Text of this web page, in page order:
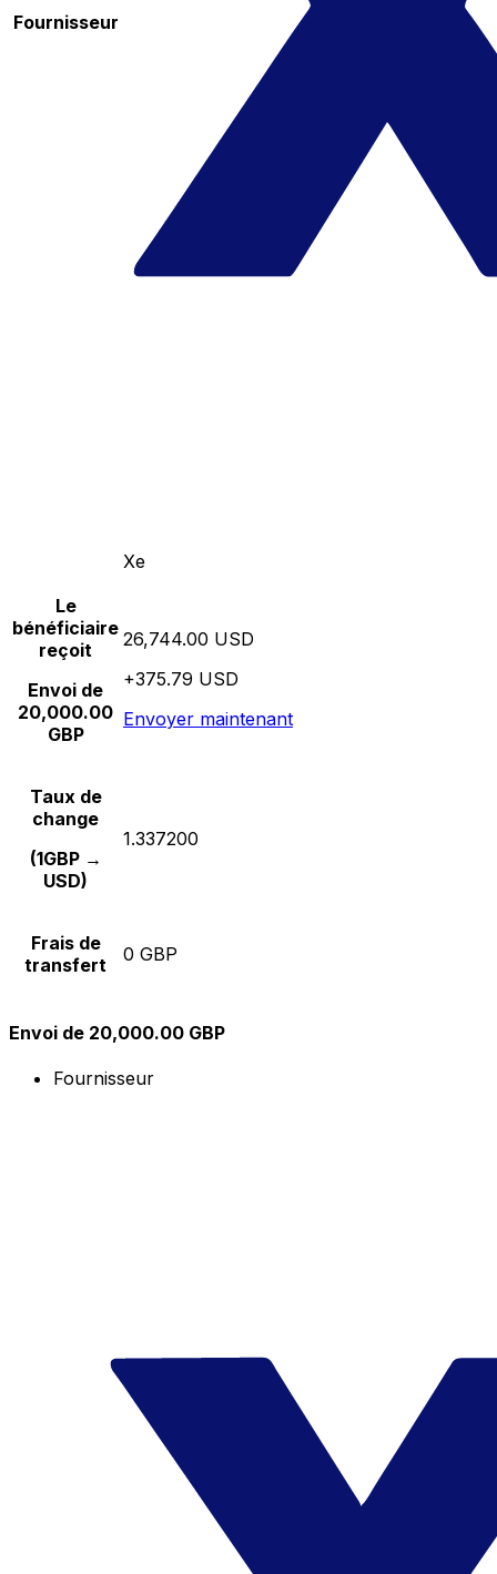
Fournisseur
Xe
Le
bénéficiaire
reçoit
Envoi de
20,000.00
GBP
26,744.00 USD
+375.79 USD
Envoyer maintenant
Taux de
change
(1GBP →
USD)
1.337200
Frais de
transfert
0 GBP
Envoi de 20,000.00 GBP
Fournisseur